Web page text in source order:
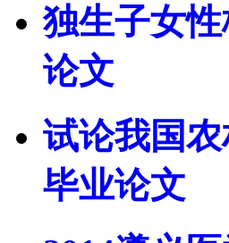
独生子女
论文
试论我国
毕业论文